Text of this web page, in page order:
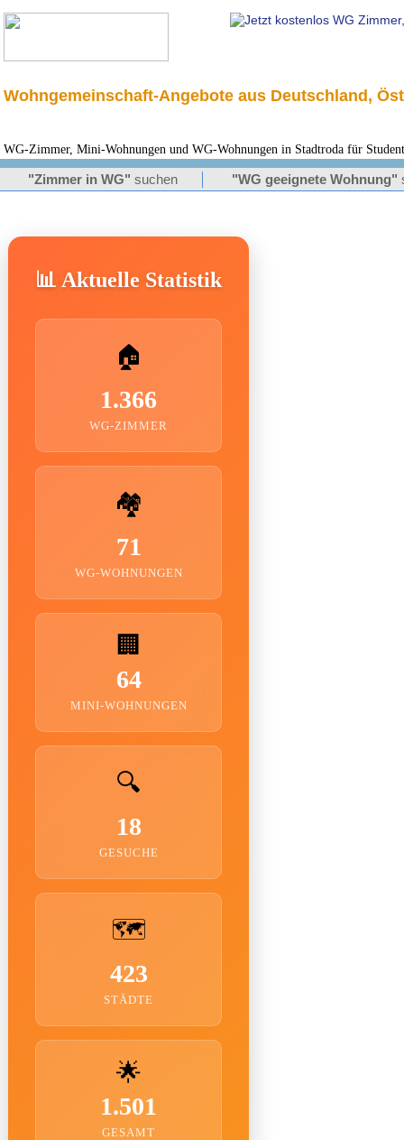
Wohngemeinschaft-Angebote aus Deutschland,
WG-Zimmer, Mini-Wohnungen und WG-Wohnungen in Stadtroda für
"Zimmer in WG" suchen "WG geeignete Wohnung"
📊 Aktuelle Statistik
🏠
1.366
WG-ZIMMER
🏘️
71
WG-WOHNUNGEN
🏢
64
MINI-WOHNUNGEN
🔍
18
GESUCHE
🗺️
423
STÄDTE
🌟
1.501
GESAMT